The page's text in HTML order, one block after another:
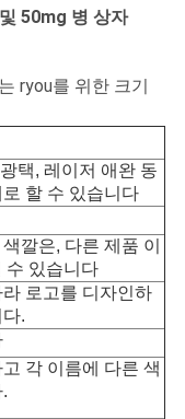
50mg 병 상자
ryou를 위한 크기
택, 레이저 애완 동
할 수 있습니다
깔은, 다른 제품 이
수 있습니다
로고를 디자인하
.
각 이름에 다른 색